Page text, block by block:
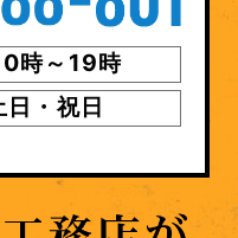
時～19時
・祝日